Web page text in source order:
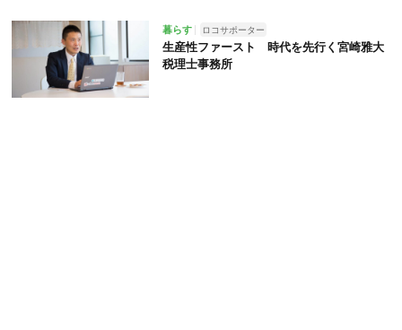
暮らす ロコサポーター
生産性ファースト 時代を先行く宮崎雅大
税理士事務所